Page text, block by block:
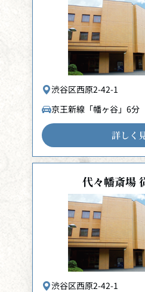
渋谷区西原2-42-1
京王新線「幡ヶ谷」6分
詳しく
代々幡斎場
渋谷区西原2-42-1